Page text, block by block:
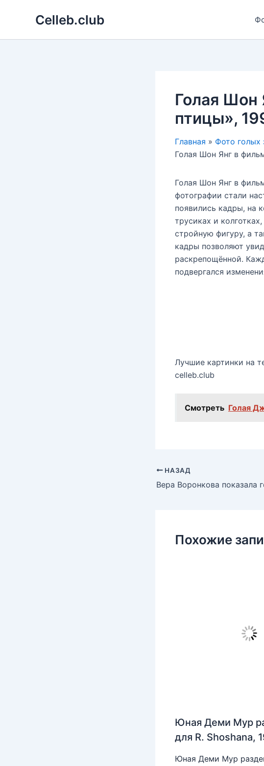
Celleb.club
Голая Шон
птицы»,
Главная
Фото голых
Голая Шон Янг в
Голая Шон Янг в
фотографии стали
появились кадры, на
трусиках и
стройную фигуру, а
кадры позволяют
раскрепощённой.
подвергался
Лучшие картинки на
celleb.club
Смотреть Голая
НАЗАД
Похожие
Юная Деми Мур
для R. Shoshana,
Юная Деми Мур